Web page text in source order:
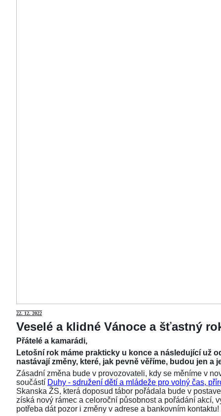
22. 12. 2022
Veselé a klidné Vánoce a šťastný
Přátelé a kamarádi,
Letošní rok máme prakticky u konce a následující už
nastávají změny, které, jak pevně věříme, budou jen a
Zásadní změna bude v provozovateli, kdy se měníme v
součástí Duhy - sdružení dětí a mládeže pro volný čas,
Skanska ŽS, která doposud tábor pořádala bude v
získá nový rámec a celoroční působnost a pořádání akcí,
potřeba dát pozor i změny v adrese a bankovním kontaktu!